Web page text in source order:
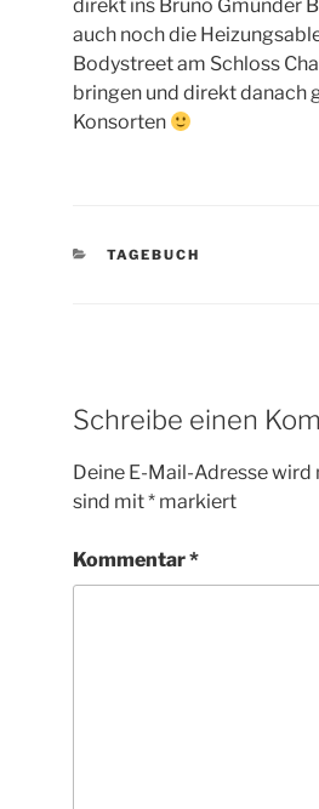
direkt ins Bruno Gmünder
auch noch die
Bodystreet am Schloss
bringen und direkt danach
Konsorten
KATEGORIEN
TAGEBUCH
Schreibe einen
Deine E-Mail-Adresse
sind mit* markiert
Kommentar*